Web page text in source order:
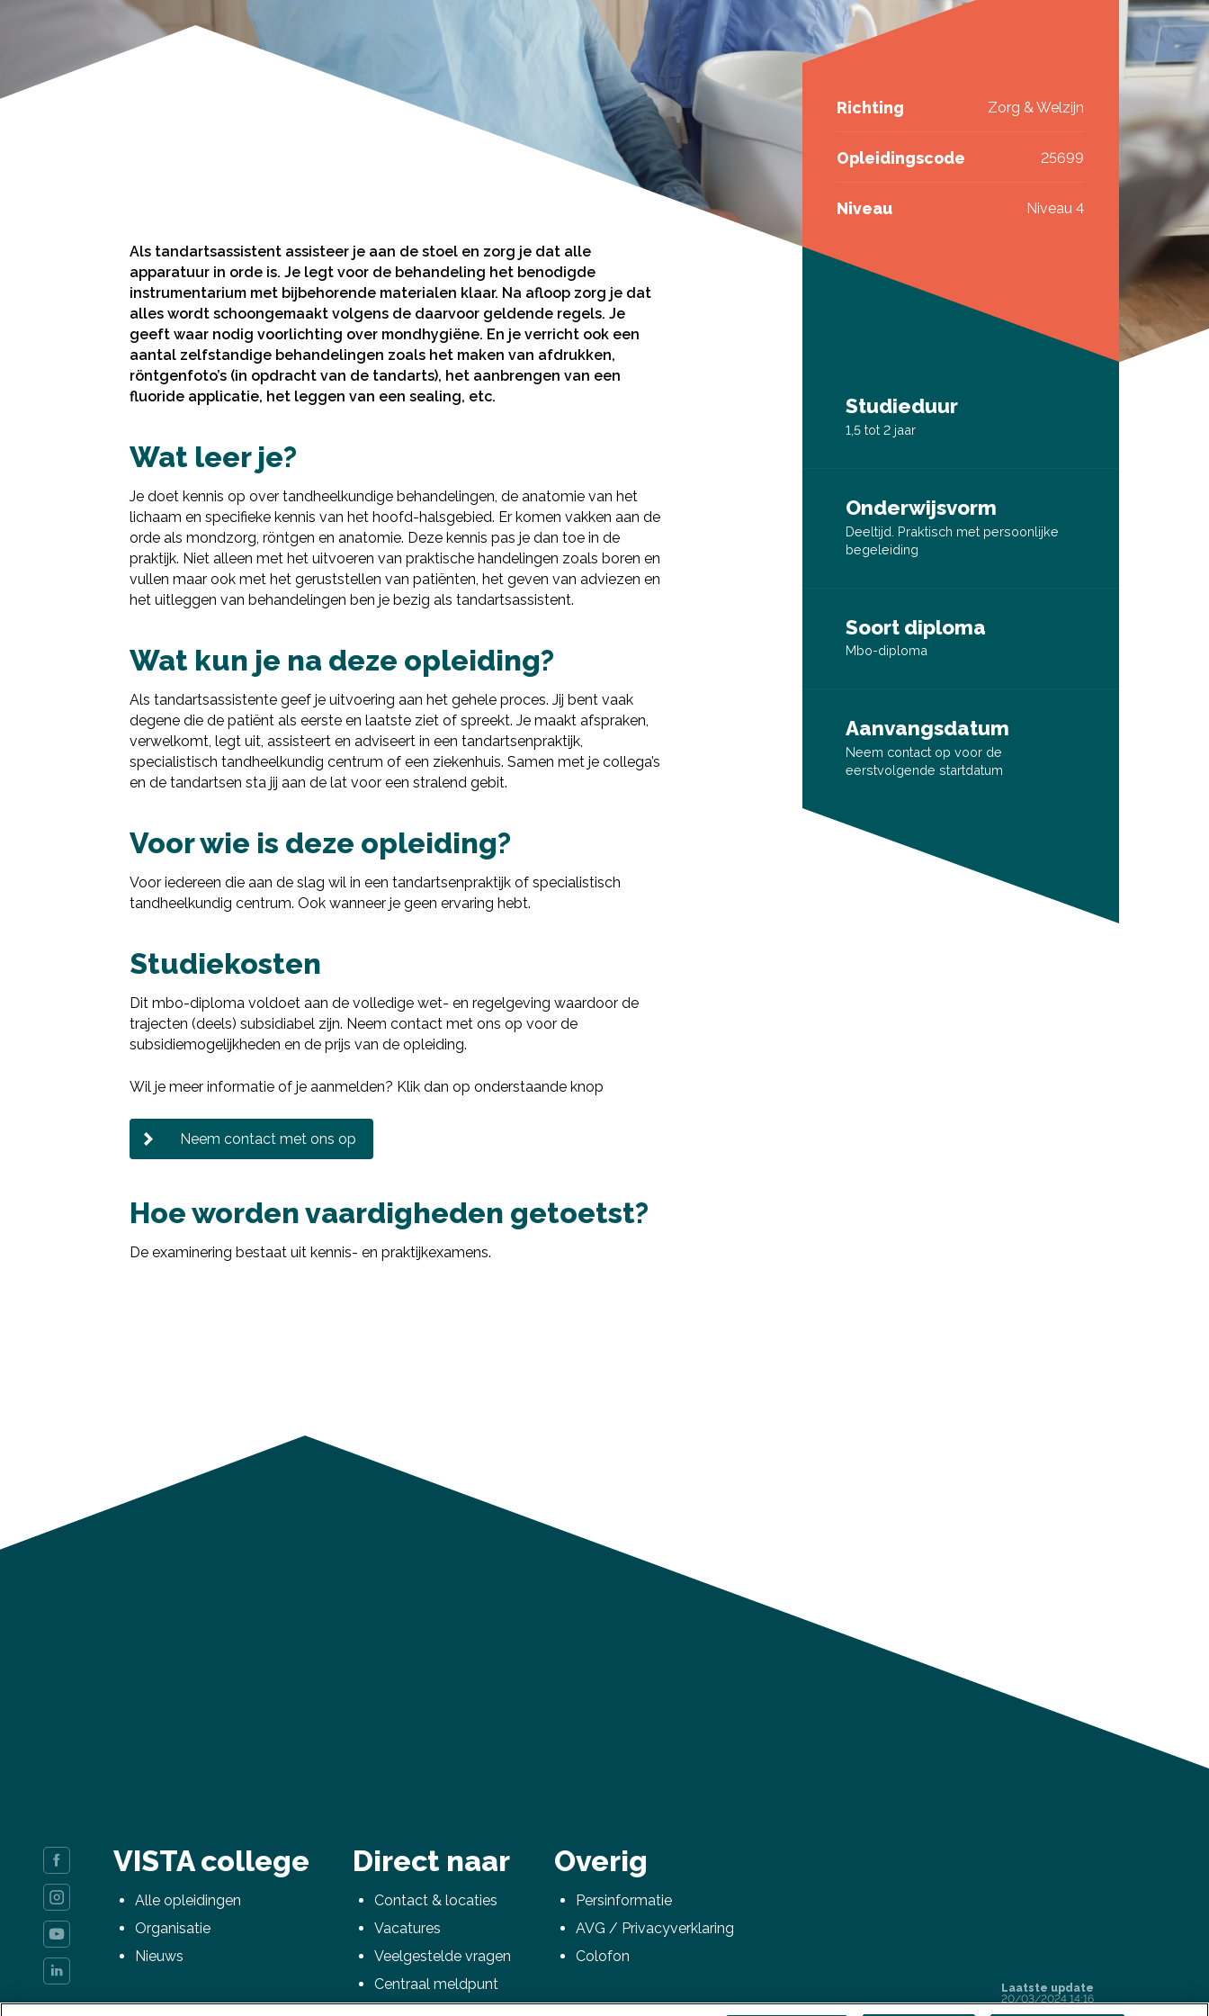
Richting Zorg & Welzijn
Opleidingscode 25699
Niveau Niveau 4
Als tandartsassistent assisteer je aan de stoel en zorg je dat alle
apparatuur in orde is. Je legt voor de behandeling het benodigde
instrumentarium met bijbehorende materialen klaar. Na afloop zorg je dat
alles wordt schoongemaakt volgens de daarvoor geldende regels. Je
geeft waar nodig voorlichting over mondhygiëne. En je verricht ook een
aantal zelfstandige behandelingen zoals het maken van afdrukken,
röntgenfoto’s (in opdracht van de tandarts), het aanbrengen van een
fluoride applicatie, het leggen van een sealing, etc.
Wat leer je?
Je doet kennis op over tandheelkundige behandelingen, de anatomie van het
lichaam en specifieke kennis van het hoofd-halsgebied. Er komen vakken aan de
orde als mondzorg, röntgen en anatomie. Deze kennis pas je dan toe in de
praktijk. Niet alleen met het uitvoeren van praktische handelingen zoals boren en
vullen maar ook met het geruststellen van patiënten, het geven van adviezen en
het uitleggen van behandelingen ben je bezig als tandartsassistent.
Wat kun je na deze opleiding?
Als tandartsassistente geef je uitvoering aan het gehele proces. Jij bent vaak
degene die de patiënt als eerste en laatste ziet of spreekt. Je maakt afspraken,
verwelkomt, legt uit, assisteert en adviseert in een tandartsenpraktijk,
specialistisch tandheelkundig centrum of een ziekenhuis. Samen met je collega’s
en de tandartsen sta jij aan de lat voor een stralend gebit.
Voor wie is deze opleiding?
Voor iedereen die aan de slag wil in een tandartsenpraktijk of specialistisch
tandheelkundig centrum. Ook wanneer je geen ervaring hebt.
Studiekosten
Dit mbo-diploma voldoet aan de volledige wet- en regelgeving waardoor de
trajecten (deels) subsidiabel zijn. Neem contact met ons op voor de
subsidiemogelijkheden en de prijs van de opleiding.
Wil je meer informatie of je aanmelden? Klik dan op onderstaande knop
Neem contact met ons op
Hoe worden vaardigheden getoetst?
De examinering bestaat uit kennis- en praktijkexamens.
Studieduur
1,5 tot 2 jaar
Onderwijsvorm
Deeltijd. Praktisch met persoonlijke
begeleiding
Soort diploma
Mbo-diploma
Aanvangsdatum
Neem contact op voor de
eerstvolgende startdatum
VISTA college
Alle opleidingen
Organisatie
Nieuws
Direct naar
Contact & locaties
Vacatures
Veelgestelde vragen
Centraal meldpunt
Overig
Persinformatie
AVG / Privacyverklaring
Colofon
Laatste update
20/03/2024 14:16
Deel via Facebook
Deel via LinkedIn
Infogids downloaden
Vul de gegevens hieronder in om de infogids te
E-mailadres
Nieuwsbrief
Ik wil graag de nieuwsbrief ontvangen
Akkoord*
Ik ga akkoord met het verwerken van mijn